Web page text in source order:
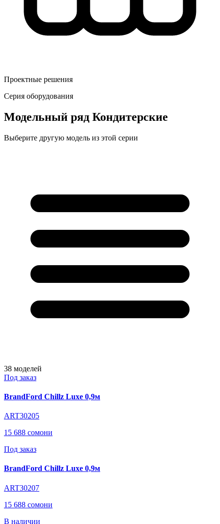
Проектные решения
Серия оборудования
Модельный ряд Кондитерские
Выберите другую модель из этой серии
38 моделей
Под заказ
BrandFord Chillz Luxe 0,9м
ART30205
15 688 сомони
Под заказ
BrandFord Chillz Luxe 0,9м
ART30207
15 688 сомони
В наличии